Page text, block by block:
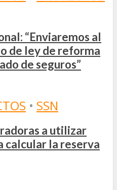
“Enviaremos al
de ley de reforma
de seguros”
• SSN
a utilizar
calcular la reserva